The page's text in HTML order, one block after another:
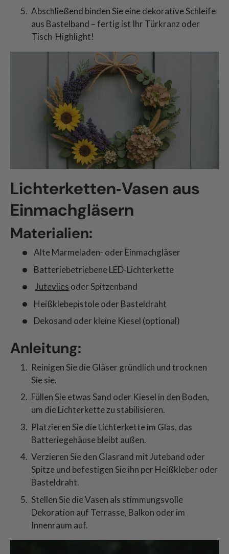
Abschließend binden Sie eine dekorative Schleife
aus Bastelband – fertig ist Ihr Türkranz oder
Tisch‑Highlight!
Lichterketten‑Vasen aus
Einmachgläsern
Materialien:
Alte Marmeladen‑ oder Einmachgläser
Batteriebetriebene LED-Lichterkette
Jutevlies oder Spitzenband
Heißklebepistole oder Basteldraht
Dekosand oder kleine Kiesel (optional)
Anleitung:
Reinigen Sie die Gläser gründlich und trocknen
Sie sie.
Füllen Sie etwas Sand oder Kiesel in den Boden,
um die Lichterkette zu stabilisieren.
Platzieren Sie die Lichterkette im Glas, das
Batteriegehäuse bleibt außen.
Verzieren Sie den Glasrand mit Juteband oder
Spitze und befestigen Sie ihn per Heißkleber oder
Basteldraht.
Stellen Sie die Vasen als stimmungsvolle
Dekoration auf Terrasse, Balkon oder im
Innenraum auf.